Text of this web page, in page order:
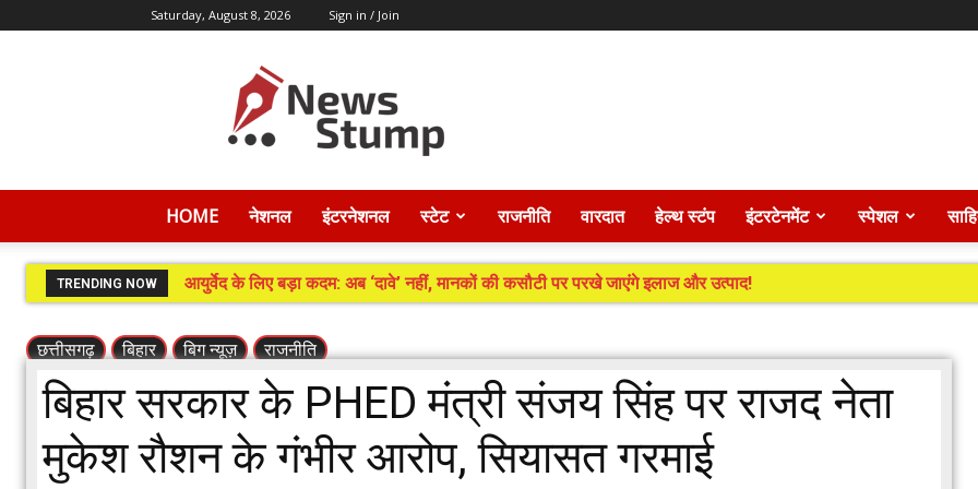
Saturday, August 8, 2026 Sign in / Join
Stump
HOME नेशनल इंटरनेशनल स्टेट राजनीति वारदात हेल्थ स्टंप इंटरटेनमेंट स्पेशल
TRENDING NOW आयुर्वेद के लिए बड़ा कदम: अब ‘दावे’ नहीं, मानकों की कसौटी पर परखे जाएंगे इलाज और उत्पाद!
छत्तीसगढ़ बिहार बिग न्यूज़ राजनीति
बिहार सरकार के PHED मंत्री संजय सिंह पर राजद नेता
मुकेश रौशन के गंभीर आरोप, सियासत गरमाई